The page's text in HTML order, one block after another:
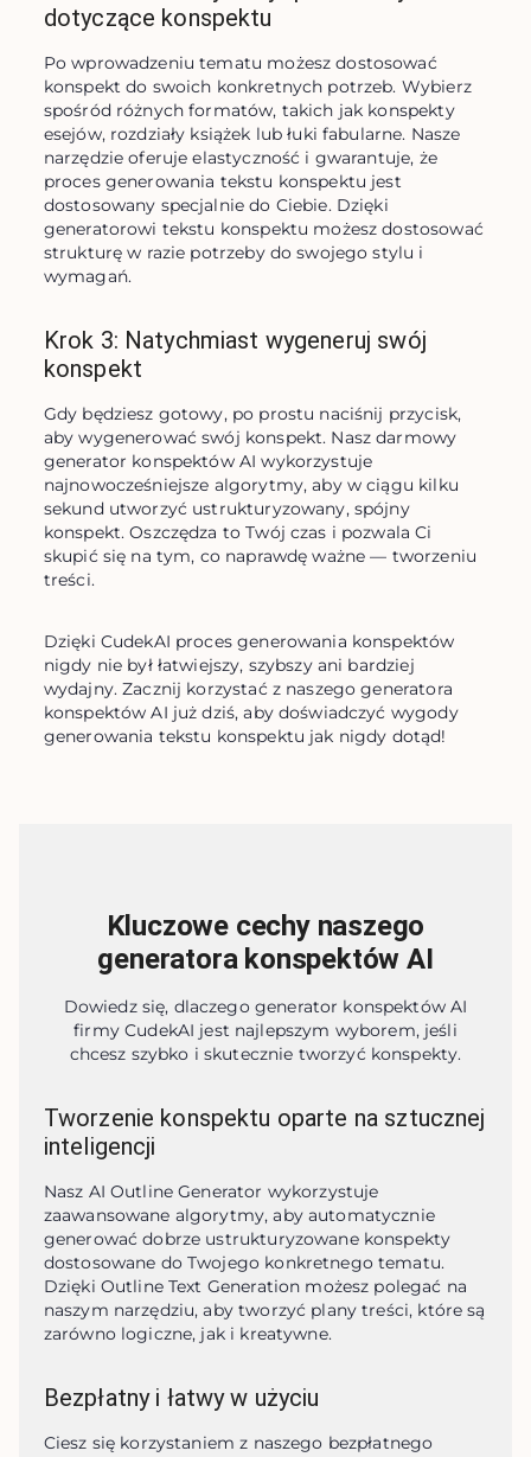
dotyczące konspektu
Po wprowadzeniu tematu możesz dostosować
konspekt do swoich konkretnych potrzeb. Wybierz
spośród różnych formatów, takich jak konspekty
esejów, rozdziały książek lub łuki fabularne. Nasze
narzędzie oferuje elastyczność i gwarantuje, że
proces generowania tekstu konspektu jest
dostosowany specjalnie do Ciebie. Dzięki
generatorowi tekstu konspektu możesz dostosować
strukturę w razie potrzeby do swojego stylu i
wymagań.
Krok 3: Natychmiast wygeneruj swój
konspekt
Gdy będziesz gotowy, po prostu naciśnij przycisk,
aby wygenerować swój konspekt. Nasz darmowy
generator konspektów AI wykorzystuje
najnowocześniejsze algorytmy, aby w ciągu kilku
sekund utworzyć ustrukturyzowany, spójny
konspekt. Oszczędza to Twój czas i pozwala Ci
skupić się na tym, co naprawdę ważne — tworzeniu
treści.
Dzięki CudekAI proces generowania konspektów
nigdy nie był łatwiejszy, szybszy ani bardziej
wydajny. Zacznij korzystać z naszego generatora
konspektów AI już dziś, aby doświadczyć wygody
generowania tekstu konspektu jak nigdy dotąd!
Kluczowe cechy naszego
generatora konspektów AI
Dowiedz się, dlaczego generator konspektów AI
firmy CudekAI jest najlepszym wyborem, jeśli
chcesz szybko i skutecznie tworzyć konspekty.
Tworzenie konspektu oparte na sztucznej
inteligencji
Nasz AI Outline Generator wykorzystuje
zaawansowane algorytmy, aby automatycznie
generować dobrze ustrukturyzowane konspekty
dostosowane do Twojego konkretnego tematu.
Dzięki Outline Text Generation możesz polegać na
naszym narzędziu, aby tworzyć plany treści, które są
zarówno logiczne, jak i kreatywne.
Bezpłatny i łatwy w użyciu
Ciesz się korzystaniem z naszego bezpłatnego